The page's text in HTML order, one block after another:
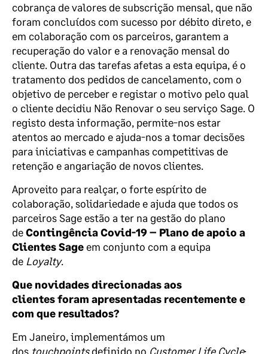
cobrança de valores de subscrição mensal, que não
foram concluídos com sucesso por débito direto, e
em colaboração com os parceiros, garantem a
recuperação do valor e a renovação mensal do
cliente. Outra das tarefas afetas a esta equipa, é o
tratamento dos pedidos de cancelamento, com o
objetivo de perceber e registar o motivo pelo qual
o cliente decidiu Não Renovar o seu serviço Sage. O
registo desta informação, permite-nos estar
atentos ao mercado e ajuda-nos a tomar decisões
para iniciativas e campanhas competitivas de
retenção e angariação de novos clientes.
Aproveito para realçar, o forte espírito de
colaboração, solidariedade e ajuda que todos os
parceiros Sage estão a ter na gestão do plano
deContingência Covid-19 – Plano de apoio a
Clientes Sage em conjunto com a equipa
de Loyalty.
Que novidades direcionadas aos
clientes foram apresentadas recentemente e
com que resultados?
Em Janeiro, implementámos um
dos touchpointsdefinido no Customer Life Cycle: